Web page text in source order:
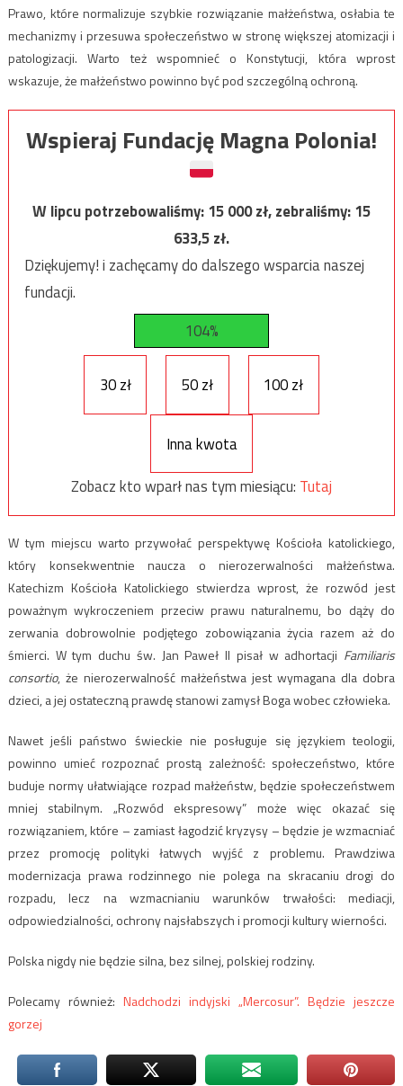
Prawo, które normalizuje szybkie rozwiązanie małżeństwa, osłabia te
mechanizmy i przesuwa społeczeństwo w stronę większej atomizacji i
patologizacji. Warto też wspomnieć o Konstytucji, która wprost
wskazuje, że małżeństwo powinno być pod szczególną ochroną.
Wspieraj Fundację Magna Polonia!
W lipcu potrzebowaliśmy:15 000zł, zebraliśmy:15
633,5zł.
Dziękujemy! i zachęcamy do dalszego wsparcia naszej
fundacji.
104%
30 zł 50 zł 100 zł
Inna kwota
Zobacz kto wparł nas tym miesiącu: Tutaj
W tym miejscu warto przywołać perspektywę Kościoła katolickiego,
który konsekwentnie naucza o nierozerwalności małżeństwa.
Katechizm Kościoła Katolickiego stwierdza wprost, że rozwód jest
poważnym wykroczeniem przeciw prawu naturalnemu, bo dąży do
zerwania dobrowolnie podjętego zobowiązania życia razem aż do
śmierci. W tym duchu św. Jan Paweł II pisał w adhortacji Familiaris
consortio, że nierozerwalność małżeństwa jest wymagana dla dobra
dzieci, a jej ostateczną prawdę stanowi zamysł Boga wobec człowieka.
Nawet jeśli państwo świeckie nie posługuje się językiem teologii,
powinno umieć rozpoznać prostą zależność: społeczeństwo, które
buduje normy ułatwiające rozpad małżeństw, będzie społeczeństwem
mniej stabilnym. „Rozwód ekspresowy” może więc okazać się
rozwiązaniem, które – zamiast łagodzić kryzysy – będzie je wzmacniać
przez promocję polityki łatwych wyjść z problemu. Prawdziwa
modernizacja prawa rodzinnego nie polega na skracaniu drogi do
rozpadu, lecz na wzmacnianiu warunków trwałości: mediacji,
odpowiedzialności, ochrony najsłabszych i promocji kultury wierności.
Polska nigdy nie będzie silna, bez silnej, polskiej rodziny.
Polecamy również: Nadchodzi indyjski „Mercosur”. Będzie jeszcze
gorzej